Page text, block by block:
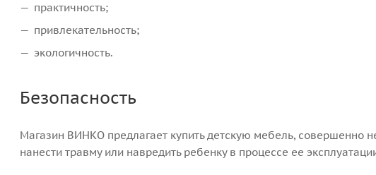
практичность;
привлекательность;
экологичность.
Безопасность
Магазин ВИНКО предлагает купить детскую мебель,
нанести травму или навредить ребенку в процессе ее